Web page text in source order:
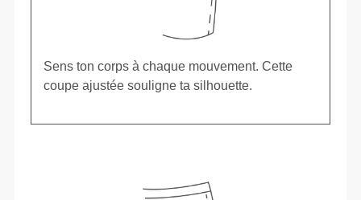
Sens ton corps à chaque mouvement. Cette
coupe ajustée souligne ta silhouette.